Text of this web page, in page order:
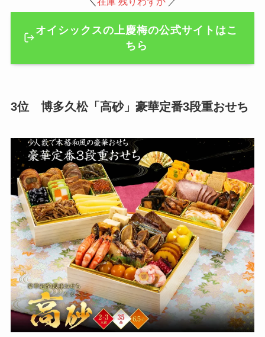
オイシックスの上慶梅の公式サイトはこ
ちら
3位 博多久松「高砂」豪華定番3段重おせち